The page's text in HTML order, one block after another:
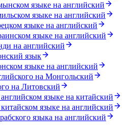
языке на английский
языке на английский
языке на английский
языке на английский
на английский
язык
языке на английский
на Монгольский
на Литовский
языке на китайский
языке на английский
языка на английский